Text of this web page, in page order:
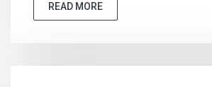
READ MORE